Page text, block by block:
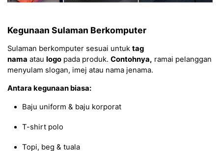
Kegunaan Sulaman Berkomputer
Sulaman berkomputer sesuai untuk tag
nama atau logo pada produk. Contohnya, ramai pelanggan
menyulam slogan, imej atau nama jenama.
Antara kegunaan biasa:
Baju uniform & baju korporat
T-shirt polo
Topi, beg & tuala